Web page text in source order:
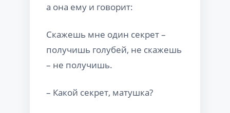
а она ему и говорит:
Скажешь мне один секрет –
получишь голубей, не скажешь
– не получишь.
– Какой секрет, матушка?